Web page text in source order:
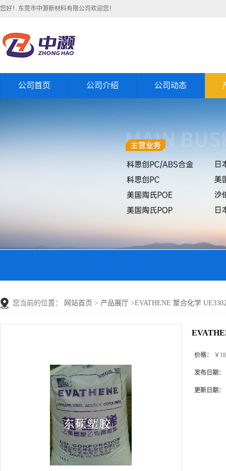
您好！东莞市中灏新材料有限公司欢迎您！
公司首页 公司介绍 公司动态
您当前的位置： 网站首页 > 产品展厅 >EVATHENE 聚合化学
价格： ￥
发布日期：
更新日期：